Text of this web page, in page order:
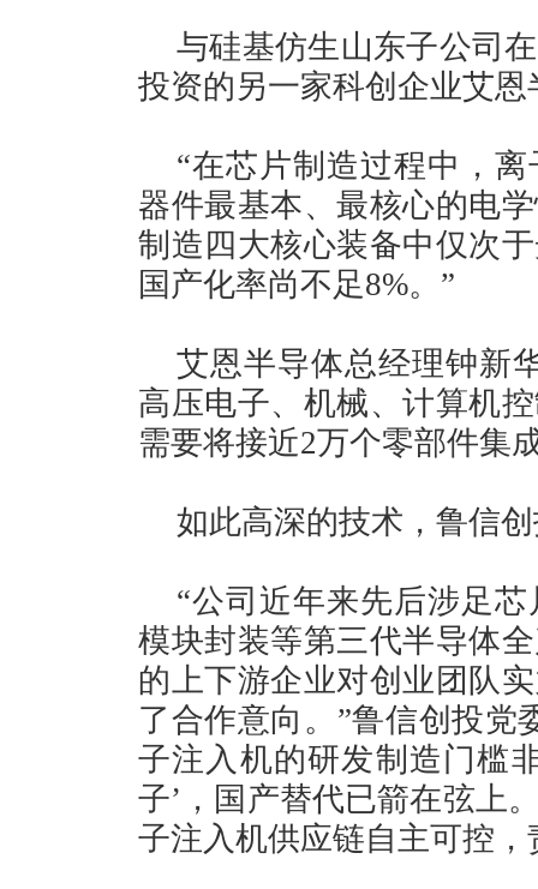
与硅基仿生山东子公司
投资的另一家科创企业艾恩
“在芯片制造过程中，
器件最基本、最核心的电
制造四大核心装备中仅次
国产化率尚不足8%。”
艾恩半导体总经理钟新
高压电子、机械、计算机
需要将接近2万个零部件集
如此高深的技术，鲁信
“公司近年来先后涉足
模块封装等第三代半导体
的上下游企业对创业团队
了合作意向。”鲁信创投党
子注入机的研发制造门槛
子’，国产替代已箭在弦上
子注入机供应链自主可控，